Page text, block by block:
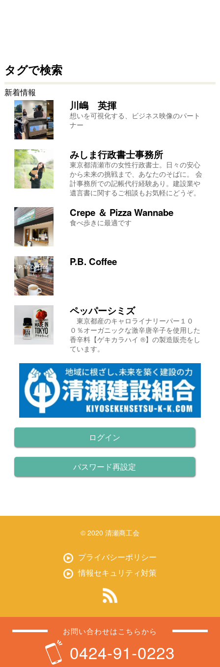
タグで検索
新着情報
川嶋 英揮
想いを可視化する、ビジネス映像のパート
ナー
みしま行政書士事務所
東京都清瀬市の女性行政書士。日々の安心
から未来の挑戦まで、あなたのそばに。 会
計事務所での記帳代行経験あり。建設業や
遺言書に関するご相談もお気軽にどうぞ。
Crepe ＆ Pizza Wannabe
食べ歩きに最適です
P.B. Coffee
ペッパーシミズ
東京都産のキャロライナリーパー１０
０％オーガニックな激辛唐辛子を使用した
香辛料【ゲキカラハイ ®】の製造販売をし
ています。
ログイン
パスワード再設定
© 2020 清瀬商工会
プライバシーポリシー
情報セキュリティ対策
お問い合わせはこちらから
0424-91-0223